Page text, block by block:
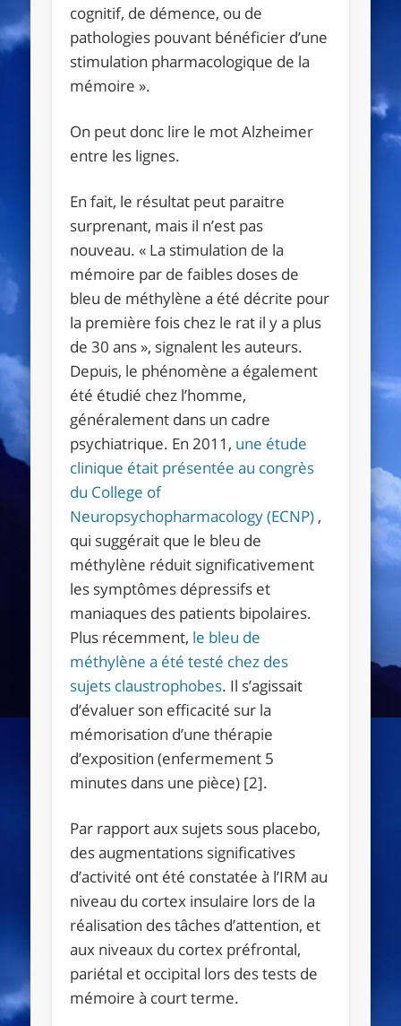
cognitif, de démence, ou de
pathologies pouvant bénéficier d’une
stimulation pharmacologique de la
mémoire ».
On peut donc lire le mot Alzheimer
entre les lignes.
En fait, le résultat peut paraitre
surprenant, mais il n’est pas
nouveau. « La stimulation de la
mémoire par de faibles doses de
bleu de méthylène a été décrite pour
la première fois chez le rat il y a plus
de 30 ans », signalent les auteurs.
Depuis, le phénomène a également
été étudié chez l’homme,
généralement dans un cadre
psychiatrique. En 2011, une étude
clinique était présentée au congrès
du College of
Neuropsychopharmacology (ECNP) ,
qui suggérait que le bleu de
méthylène réduit significativement
les symptômes dépressifs et
maniaques des patients bipolaires.
Plus récemment, le bleu de
méthylène a été testé chez des
sujets claustrophobes. Il s’agissait
d’évaluer son efficacité sur la
mémorisation d’une thérapie
d’exposition (enfermement 5
minutes dans une pièce) [2].
Par rapport aux sujets sous placebo,
des augmentations significatives
d’activité ont été constatée à l’IRM au
niveau du cortex insulaire lors de la
réalisation des tâches d’attention, et
aux niveaux du cortex préfrontal,
pariétal et occipital lors des tests de
mémoire à court terme.